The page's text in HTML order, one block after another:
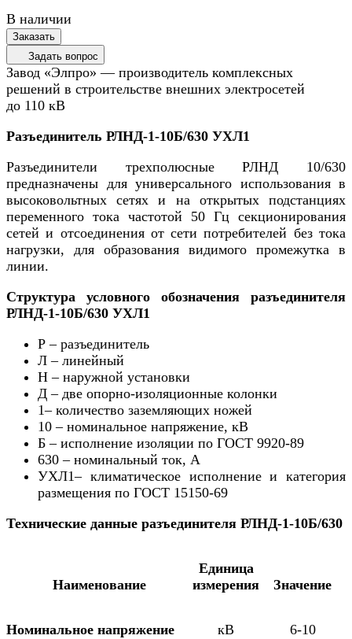
В наличии
Заказать
Задать вопрос
Завод «Элпро» — производитель комплексных
решений в строительстве внешних электросетей
до 110 кВ
Разъединитель РЛНД-1-10Б/630 УХЛ1
Разъединители трехполюсные РЛНД 10/630
предназначены для универсального использования в
высоковольтных сетях и на открытых подстанциях
переменного тока частотой 50 Гц секционирования
сетей и отсоединения от сети потребителей без тока
нагрузки, для образования видимого промежутка в
линии.
Структура условного обозначения разъединителя
РЛНД-1-10Б/630 УХЛ1
Р – разъединитель
Л – линейный
Н – наружной установки
Д – две опорно-изоляционные колонки
1– количество заземляющих ножей
10 – номинальное напряжение, кВ
Б – исполнение изоляции по ГОСТ 9920-89
630 – номинальный ток, А
УХЛ1– климатическое исполнение и категория
размещения по ГОСТ 15150-69
Технические данные разъединителя РЛНД-1-10Б/630
Наименование
Единица
измерения
Значение
Номинальное напряжение кВ 6-10